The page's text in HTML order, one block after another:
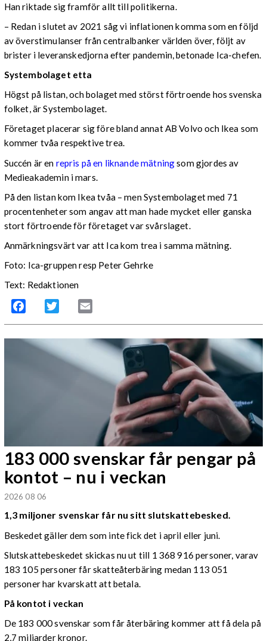
Han riktade sig framför allt till politikerna.
– Redan i slutet av 2021 såg vi inflationen komma som en följd
av överstimulanser från centralbanker världen över, följt av
brister i leveranskedjorna efter pandemin, betonade Ica-chefen.
Systembolaget etta
Högst på listan, och bolaget med störst förtroende hos svenska
folket, är Systembolaget.
Företaget placerar sig före bland annat AB Volvo och Ikea som
kommer tvåa respektive trea.
Succén är en repris på en liknande mätningsom gjordes av
Medieakademin i mars.
På den listan kom Ikea tvåa – men Systembolaget med 71
procentenheter som angav att man hade mycket eller ganska
stort förtroende för företaget var svårslaget.
Anmärkningsvärt var att Ica kom trea i samma mätning.
Foto: Ica-gruppen resp Peter Gehrke
Text: Redaktionen
Facebook Twitter
183 000 svenskar får pengar på
kontot – nu i veckan
2026 08 06
1,3 miljoner svenskar får nu sitt slutskattebesked.
Beskedet gäller dem som inte fick det i april eller juni.
Slutskattebeskedet skickas nu ut till 1 368 916 personer, varav
183 105 personer får skatteåterbäring medan 113 051
personer har kvarskatt att betala.
På kontot i veckan
De 183 000 svenskar som får återbäring kommer att få dela på
2,7 miljarder kronor.